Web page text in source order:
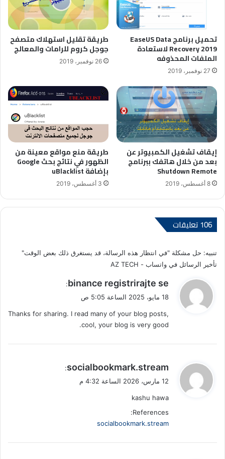
تحميل برنامج EaseUS Data
Recovery 2019 لاستعادة
الملفات المحذوفه
27 نوفمبر، 2019
طريقة تقليل استهلاك متصفح
جوجل كروم للرامات والمعالج
26 نوفمبر، 2019
إيقاف تشغيل الكمبيوتر عن
بعد من خلال هاتفك ببرنامج
Shutdown Remote
8 أغسطس، 2019
طريقة منع مواقع معينة من
الظهور في نتائج بحث Google
بإضافة uBlacklist
3 أغسطس، 2019
‫106 تعليقات
تنبيه: حل مشكلة "في انتظار هذه الرسالة، قد يستغرق ذلك بعض الوقت"
تأخير الرسائل في واتساب - AZ TECH
ي
ق
ل
binance registrirajte se
:
18 مايو، 2025 الساعة 5:05 ص
Thanks for sharing. I read many of your blog posts,
cool, your blog is very good.
ي
ق
ل
socialbookmark.stream
:
12 مارس، 2026 الساعة 4:32 م
kashu hawa
References:
socialbookmark.stream